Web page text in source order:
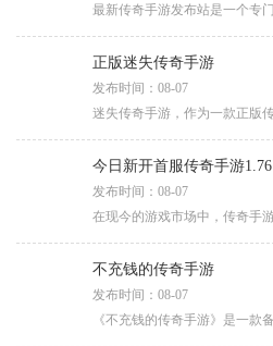
正版迷失传奇手游
发布时间：08-07
今日新开首服传奇手游1.76
发布时间：08-07
不充钱的传奇手游
发布时间：08-07